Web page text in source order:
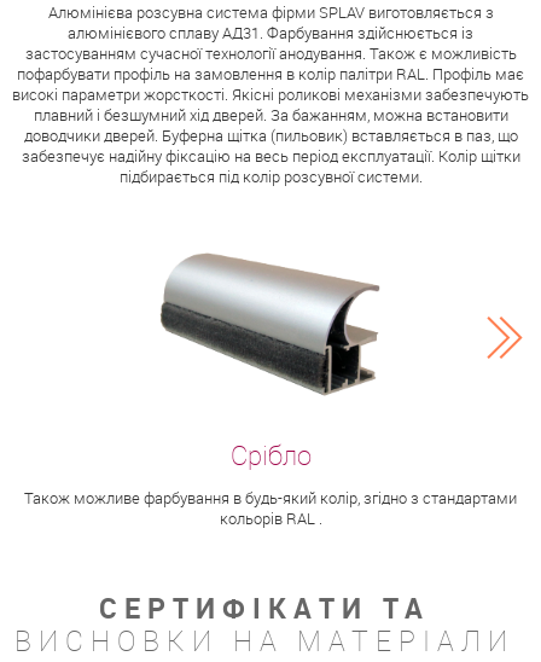
Алюмінієва розсувна система фірми SPLAV виготовляється з
алюмінієвого сплаву АД31. Фарбування здійснюється із
застосуванням сучасної технології анодування. Також є можливість
пофарбувати профіль на замовлення в колір палітри RAL. Профіль має
високі параметри жорсткості. Якісні роликові механізми забезпечують
плавний і безшумний хід дверей. За бажанням, можна встановити
доводчики дверей. Буферна щітка (пильовик) вставляється в паз, що
забезпечує надійну фіксацію на весь період експлуатації. Колір щітки
підбирається під колір розсувної системи.
Також можливе фарбування в будь-який колір, згідно з стандартами
кольорів RAL .
СЕРТИФІКАТИ ТА
ВИСНОВКИ НА МАТЕРІАЛИ